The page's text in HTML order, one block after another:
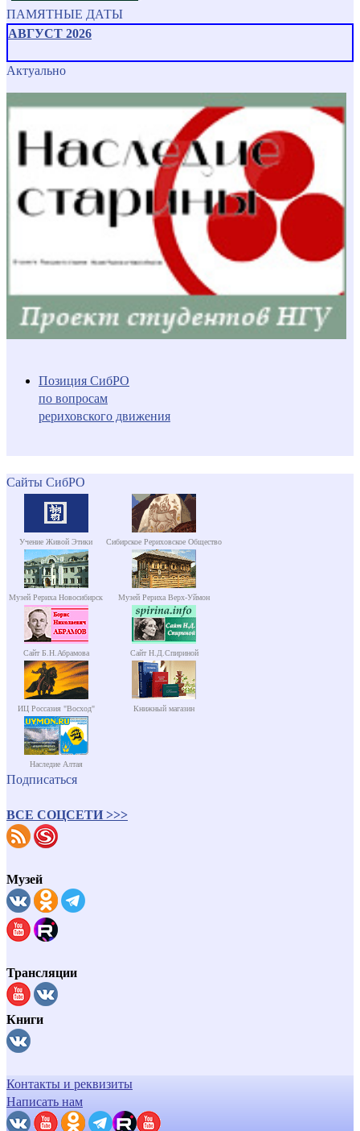
ПАМЯТНЫЕ ДАТЫ
АВГУСТ 2026
Актуально
Позиция СибРО
по вопросам
рериховского движения
Сайты СибРО
Учение Живой Этики Сибирское Рериховское Общество
Музей Рериха Новосибирск Музей Рериха Верх-Уймон
Сайт Б.Н.Абрамова Сайт Н.Д.Спириной
ИЦ Россазия "Восход" Книжный магазин
Наследие Алтая
Подписаться
ВСЕ СОЦСЕТИ >>>
Музей
Трансляции
Книги
Контакты и реквизиты
Написать нам